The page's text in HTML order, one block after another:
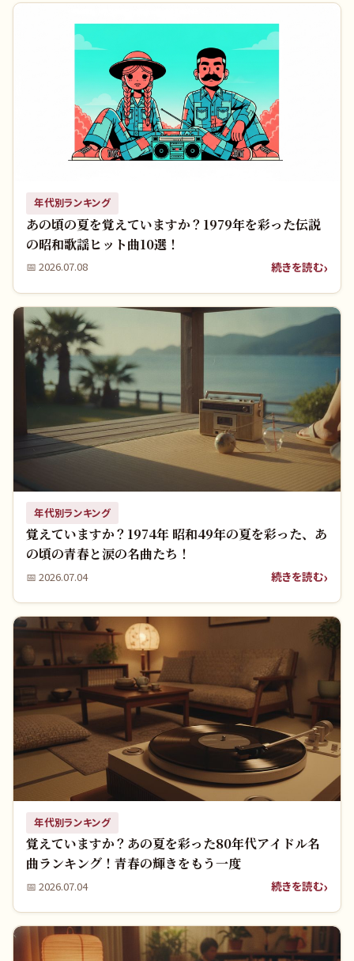
年代別ランキング
あの頃の夏を覚えていますか？1979年を彩った伝説
の昭和歌謡ヒット曲10選！
📅 2026.07.08 続きを読む
年代別ランキング
覚えていますか？1974年 昭和49年の夏を彩った、あ
の頃の青春と涙の名曲たち！
📅 2026.07.04 続きを読む
年代別ランキング
覚えていますか？あの夏を彩った80年代アイドル名
曲ランキング！青春の輝きをもう一度
📅 2026.07.04 続きを読む